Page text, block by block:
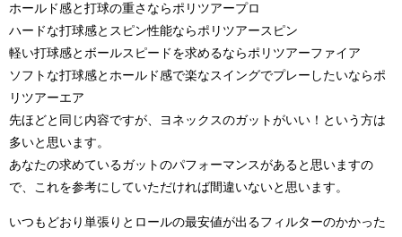
ホールド感と打球の重さならポリツアープロ
ハードな打球感とスピン性能ならポリツアースピン
軽い打球感とボールスピードを求めるならポリツアーファイア
ソフトな打球感とホールド感で楽なスイングでプレーしたいならポ
リツアーエア
先ほどと同じ内容ですが、ヨネックスのガットがいい！という方は
多いと思います。
あなたの求めているガットのパフォーマンスがあると思いますの
で、これを参考にしていただければ間違いないと思います。
いつもどおり単張りとロールの最安値が出るフィルターのかかった